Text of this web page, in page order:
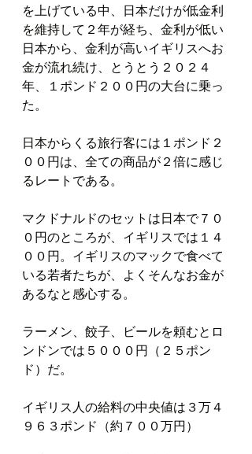
を上げている中、日本だけが低金利
を維持して２年が経ち、金利が低い
日本から、金利が高いイギリスへお
金が流れ続け、とうとう２０２４
年、１ポンド２００円の大台に乗っ
た。
日本からくる旅行客には１ポンド２
００円は、全ての商品が２倍に感じ
るレートである。
マクドナルドのセットは日本で７０
０円のところが、イギリスでは１４
００円。イギリスのマックで食べて
いる若者たちが、よくそんなお金が
あるなと感心する。
ラーメン、餃子、ビールを頼むとロ
ンドンでは５０００円（２５ポン
ド）だ。
イギリス人の給料の中央値は３万４
９６３ポンド（約７００万円）